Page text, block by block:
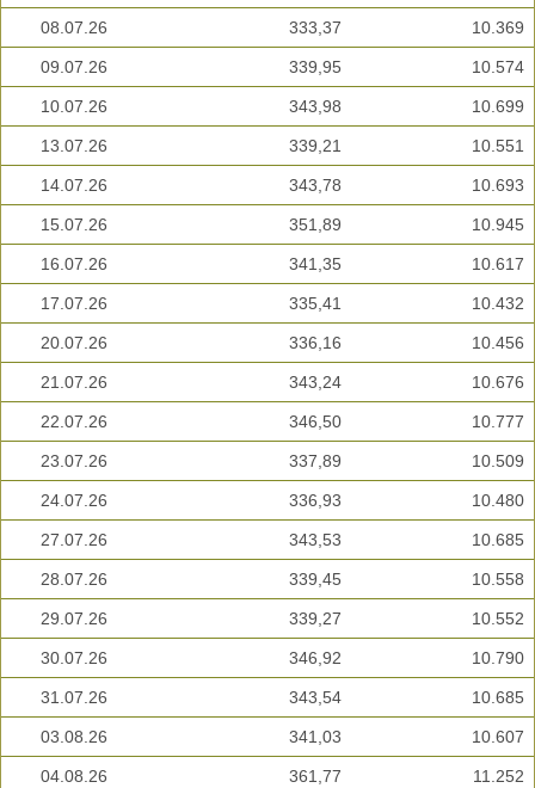
08.07.26 333,37 10.369
09.07.26 339,95 10.574
10.07.26 343,98 10.699
13.07.26 339,21 10.551
14.07.26 343,78 10.693
15.07.26 351,89 10.945
16.07.26 341,35 10.617
17.07.26 335,41 10.432
20.07.26 336,16 10.456
21.07.26 343,24 10.676
22.07.26 346,50 10.777
23.07.26 337,89 10.509
24.07.26 336,93 10.480
27.07.26 343,53 10.685
28.07.26 339,45 10.558
29.07.26 339,27 10.552
30.07.26 346,92 10.790
31.07.26 343,54 10.685
03.08.26 341,03 10.607
04.08.26 361,77 11.252